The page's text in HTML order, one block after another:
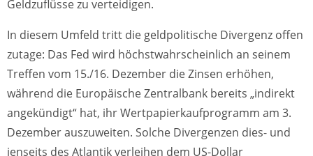
Geldzuflüsse zu verteidigen.
In diesem Umfeld tritt die geldpolitische Divergenz offen
zutage: Das Fed wird höchstwahrscheinlich an seinem
Treffen vom 15./16. Dezember die Zinsen erhöhen,
während die Europäische Zentralbank bereits „indirekt
angekündigt“ hat, ihr Wertpapierkaufprogramm am 3.
Dezember auszuweiten. Solche Divergenzen dies- und
jenseits des Atlantik verleihen dem US-Dollar